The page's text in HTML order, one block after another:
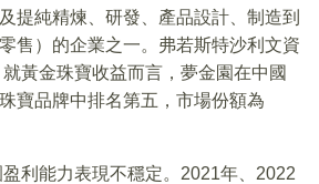
提純精煉、研發、產品設計、制造到
售）的企業之一。弗若斯特沙利文資
黃金珠寶收益而言，夢金園在中國
寶品牌中排名第五，市場份額為
利能力表現不穩定。2021年、2022